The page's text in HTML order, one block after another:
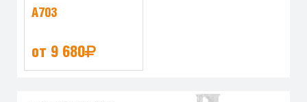
A703
от 9 680